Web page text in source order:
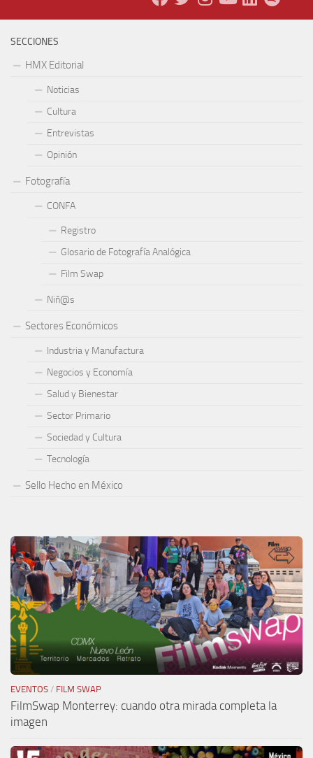
SECCIONES
HMX Editorial
Noticias
Cultura
Entrevistas
Opinión
Fotografía
CONFA
Registro
Glosario de Fotografía Analógica
Film Swap
Niñ@s
Sectores Económicos
Industria y Manufactura
Negocios y Economía
Salud y Bienestar
Sector Primario
Sociedad y Cultura
Tecnología
Sello Hecho en México
EVENTOS / FILM SWAP
FilmSwap Monterrey: cuando otra mirada completa la
imagen